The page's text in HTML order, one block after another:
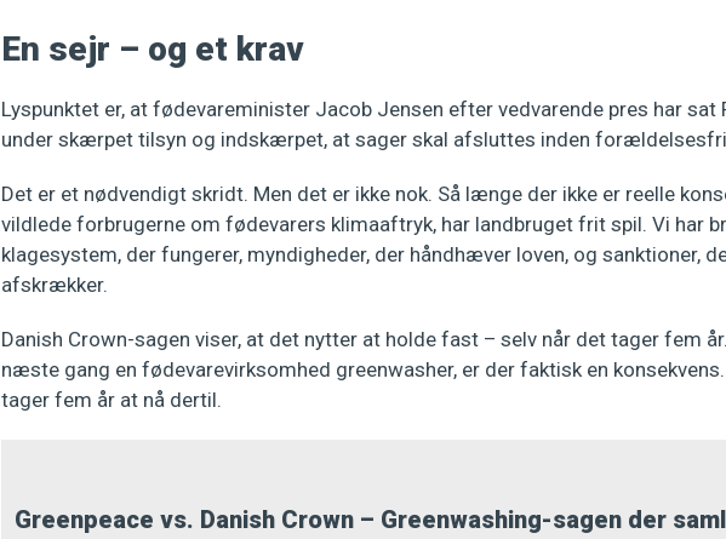
En sejr – og et krav
Lyspunktet er, at fødevareminister Jacob Jensen efter vedvarende pres har sat
under skærpet tilsyn og indskærpet, at sager skal afsluttes inden
Det er et nødvendigt skridt. Men det er ikke nok. Så længe der ikke er reelle
vildlede forbrugerne om fødevarers klimaaftryk, har landbruget frit spil. Vi har
klagesystem, der fungerer, myndigheder, der håndhæver loven, og sanktioner,
afskrækker.
Danish Crown-sagen viser, at det nytter at holde fast – selv når det tager fem
næste gang en fødevarevirksomhed greenwasher, er der faktisk en
tager fem år at nå dertil.
Greenpeace vs. Danish Crown – Greenwashing-sagen der